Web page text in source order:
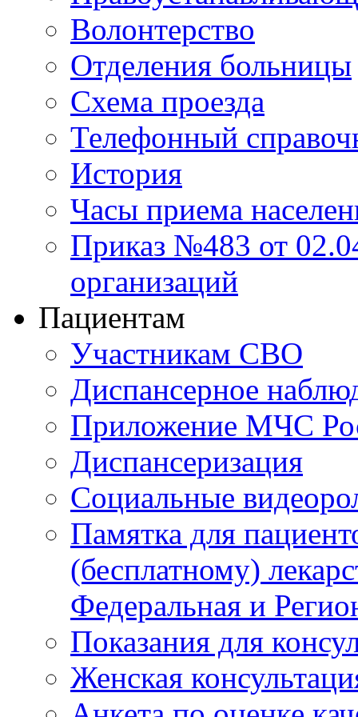
Волонтерство
Отделения больницы
Схема проезда
Телефонный
История
Часы приема
Приказ №483 от
организаций
Пациентам
Участникам СВО
Диспансерное
Приложение МЧС
Диспансеризация
Социальные
Памятка для
(бесплатному)
Федеральная и
Показания для
Женская